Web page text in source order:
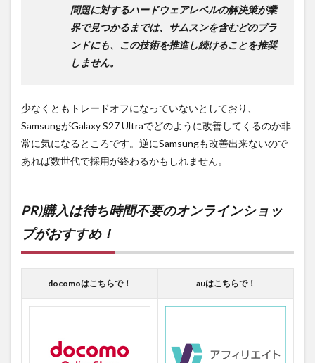
問題に対するハードウェアレベルの解決策が業
界で見つかるまでは、サムスンを含むどのブラ
ンドにも、この技術を推進し続けることを推奨
しません。
少なくともトレードオフになっていないとしており、
SamsungがGalaxy S27 Ultraでどのように改善してくるのか非
常に気になるところです。逆にSamsungも改善出来ないので
あれば数世代で採用が終わるかもしれません。
PR)購入は待ち時間不要のオンラインショッ
プがおすすめ！
docomoはこちらで！ auはこちらで！